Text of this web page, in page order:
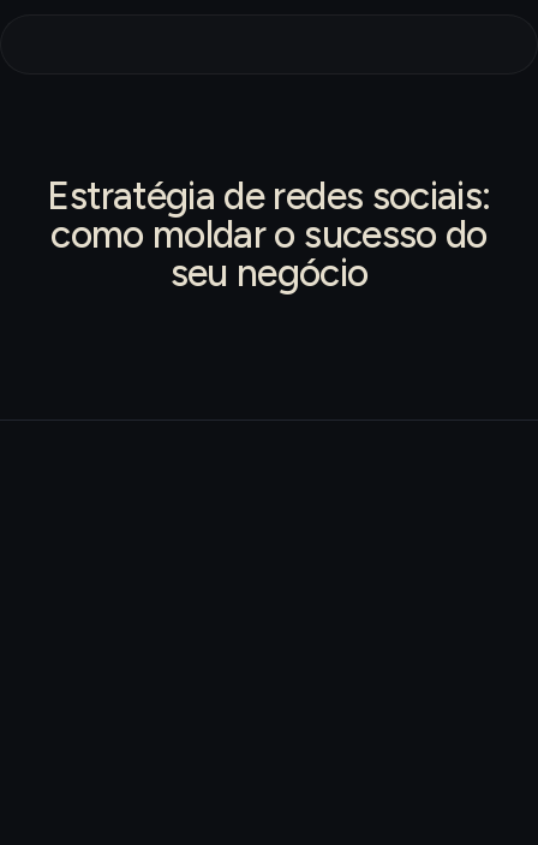
Estratégia de redes sociais:
como moldar o sucesso do
seu negócio